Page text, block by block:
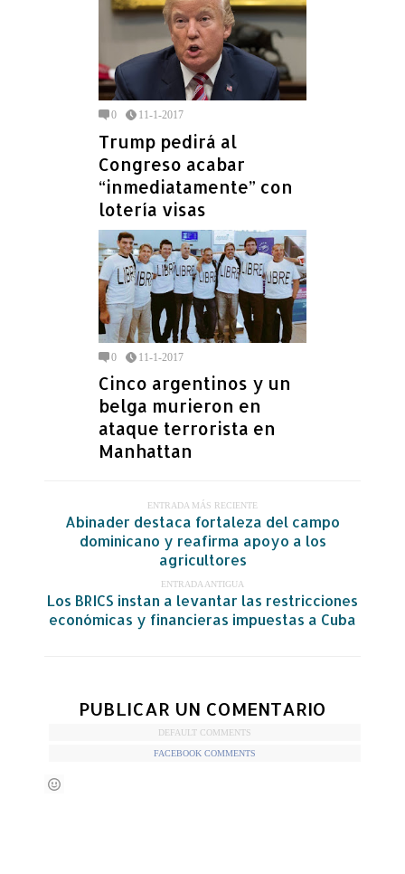
0 11-1-2017
Trump pedirá al
Congreso acabar
“inmediatamente” con
lotería visas
0 11-1-2017
Cinco argentinos y un
belga murieron en
ataque terrorista en
Manhattan
ENTRADA MÁS RECIENTE
Abinader destaca fortaleza del campo
dominicano y reafirma apoyo a los
agricultores
ENTRADA ANTIGUA
Los BRICS instan a levantar las restricciones
económicas y financieras impuestas a Cuba
PUBLICAR UN COMENTARIO
DEFAULT COMMENTS
FACEBOOK COMMENTS